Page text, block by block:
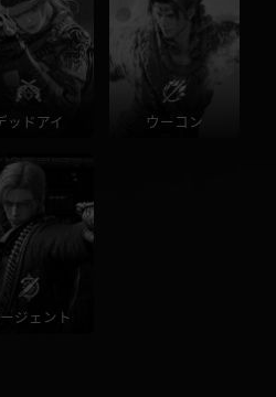
ッドアイ ウーコン
ジェント